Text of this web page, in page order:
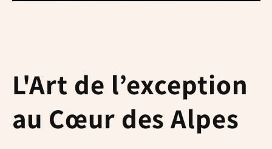
L'Art de l’exception
au Cœur des Alpes